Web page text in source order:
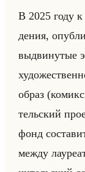
В 2025 году
де­ния,
вы­дви­ну­тые
образ
тельский
фонд
между